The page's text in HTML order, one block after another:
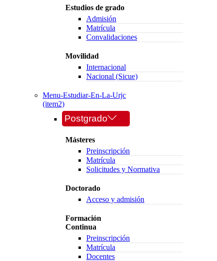
Estudios de grado
Admisión
Matrícula
Convalidaciones
Movilidad
Internacional
Nacional (Sicue)
Menu-Estudiar-En-La-Urjc
(item2)
Postgrado
Másteres
Preinscripción
Matrícula
Solicitudes y Normativa
Doctorado
Acceso y admisión
Formación
Continua
Preinscripción
Matrícula
Docentes